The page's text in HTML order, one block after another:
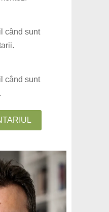
când sunt
când sunt